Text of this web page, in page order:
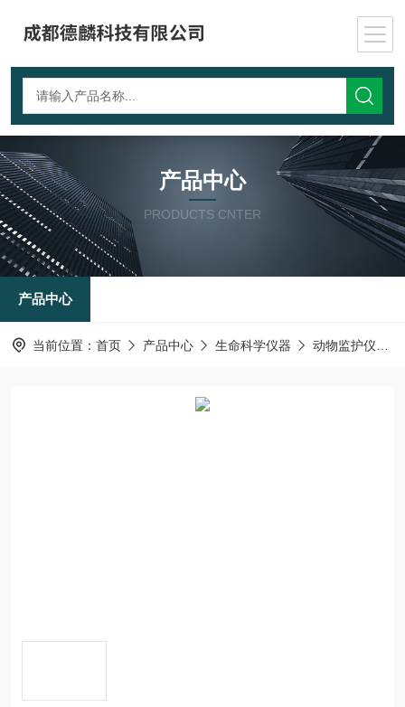
产品中心
PRODUCTS CNTER
产品中心
当前位置： 首页 产品中心 生命科学仪器 动物监护仪